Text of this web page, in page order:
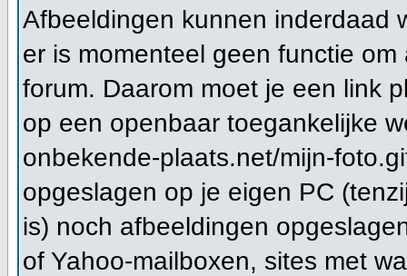
Afbeeldingen kunnen inderdaad
er is momenteel geen functie
forum. Daarom moet je een link
op een openbaar toegankelijke
onbekende-plaats.net/mijn-
opgeslagen op je eigen PC
is) noch afbeeldingen
of Yahoo-mailboxen, sites met